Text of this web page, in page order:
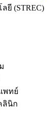
ยี (STREC)
พทย์
ลินิก